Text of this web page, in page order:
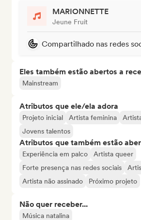
MARIONNETTE
Jeune Fruit
Compartilhado nas redes
Eles também estão abertos a
Mainstream
Atributos que ele/ela adora
Projeto inicial Artista feminina
Jovens talentos
Atributos que também estão
Experiência em palco
Artista queer
Forte presença nas redes sociais
Artista não assinado
Próximo projeto
Não quer receber...
Música natalina